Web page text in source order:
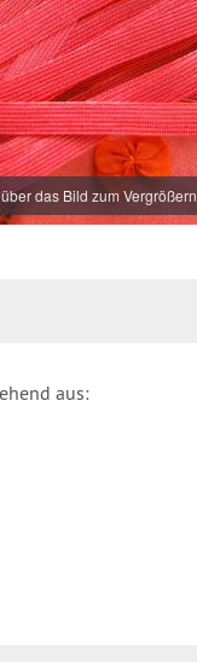
das Bild zum Vergrößern
aus: